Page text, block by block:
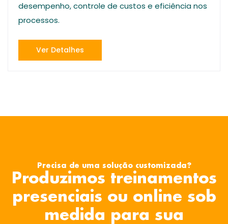
desempenho, controle de custos e eficiência nos
processos.
Ver Detalhes
Precisa de uma solução customizada?
Produzimos treinamentos
presenciais ou online sob
medida para sua